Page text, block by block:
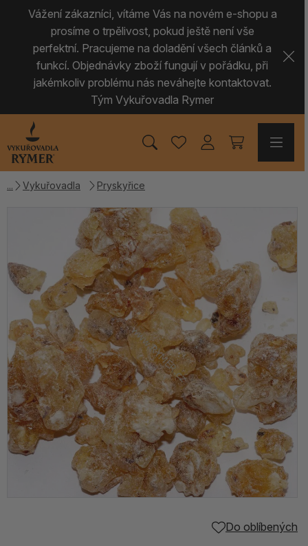
Vážení zákazníci, vítáme Vás na novém e-shopu a
prosíme o trpělivost, pokud ještě není vše
perfektní. Pracujeme na doladění všech článků a
funkcí. Objednávky zboží fungují v pořádku, při
jakémkoliv problému nás neváhejte kontaktovat.
Tým Vykuřovadla Rymer
Vykuřovadla Pryskyřice
Do oblíbených